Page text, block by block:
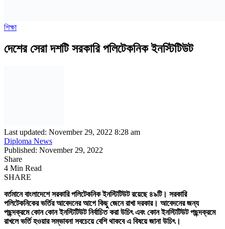
শিক্ষা
দেশের সেরা দশটি সরকারি পলিটেকনিক ইনস্টিটিউট
Last updated: November 29, 2022 8:28 am
Diploma News
Published: November 29, 2022
Share
4 Min Read
SHARE
বর্তমানে বাংলাদেশে সরকারি পলিটেকনিক ইনস্টিটিউট রয়েছে ৪৯টি। সরকারি
পলিটেকনিকের ভর্তির আবেদনের আগে কিছু জেনে রাখা দরকার। আবেদনের জন্য
পছন্দক্রমে কোন কোন ইনস্টিটিউট নির্বাচিত করা উচিৎ এবং কোন ইনস্টিটিউট পছন্দক্রমে
রাখলে ভর্তি হওয়ার সম্ভাবনা সবচেয়ে বেশি থাকবে এ বিষয়ে জানা উচিৎ।